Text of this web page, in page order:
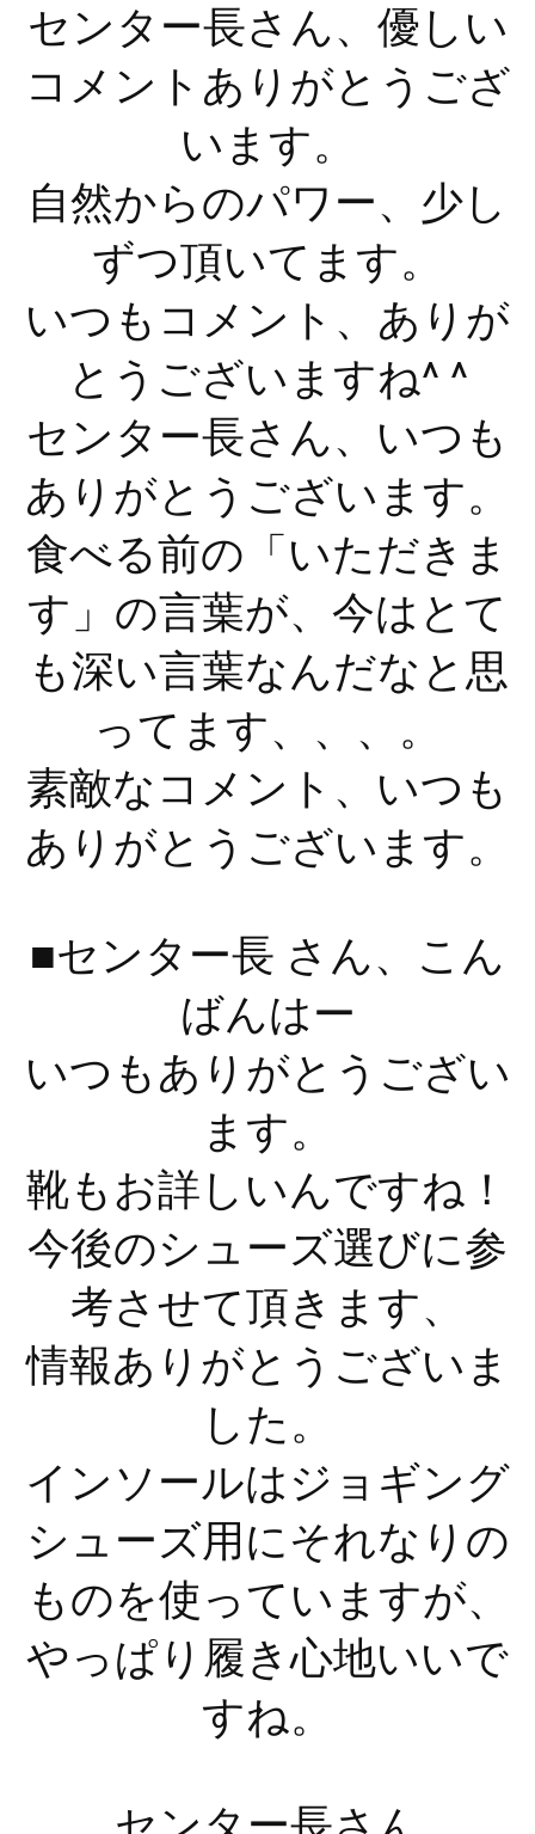
センター長さん、優しい
コメントありがとうござ
います。
自然からのパワー、少し
ずつ頂いてます。
いつもコメント、ありが
とうございますね^ ^
センター長さん、いつも
ありがとうございます。
食べる前の「いただきま
す」の言葉が、今はとて
も深い言葉なんだなと思
ってます、、、。
素敵なコメント、いつも
ありがとうございます。
■センター長 さん、こん
ばんはー
いつもありがとうござい
ます。
靴もお詳しいんですね！
今後のシューズ選びに参
考させて頂きます、
情報ありがとうございま
した。
インソールはジョギング
シューズ用にそれなりの
ものを使っていますが、
やっぱり履き心地いいで
すね。